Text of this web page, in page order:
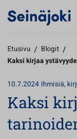
Etusivu / Blogit /
Kaksi kirjaa
10.7.2024 Ihmisiä,
Kaksi